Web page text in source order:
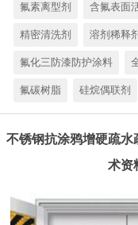
氟素离型剂 含氟表面
精密清洗剂 溶剂稀释剂
氟化三防漆防护涂料
氟碳树脂 硅烷偶联剂
不锈钢抗涂鸦增硬疏水
术资